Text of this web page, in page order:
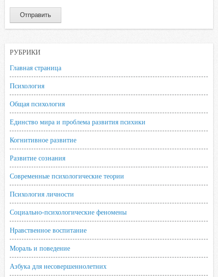
РУБРИКИ
Главная страница
Психология
Общая психология
Единство мира и проблема развития психики
Когнитивное развитие
Развитие сознания
Современные психологические теории
Психология личности
Социально-психологические феномены
Нравственное воспитание
Мораль и поведение
Азбука для несовершеннолетних